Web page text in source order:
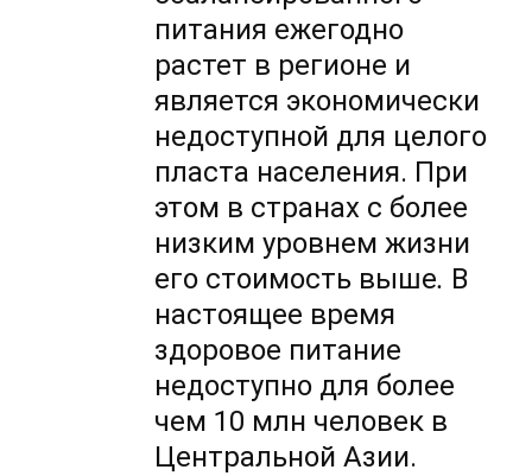
питания ежегодно
растет в регионе и
является экономически
недоступной для целого
пласта населения. При
этом в странах с более
низким уровнем жизни
его стоимость выше. В
настоящее время
здоровое питание
недоступно для более
чем 10 млн человек в
Центральной Азии.